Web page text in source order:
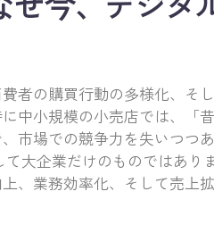
者の購買行動の多様化、そ
中小規模の小売店では、「昔
市場での競争力を失いつつあ
大企業だけのものではあり
、業務効率化、そして売上